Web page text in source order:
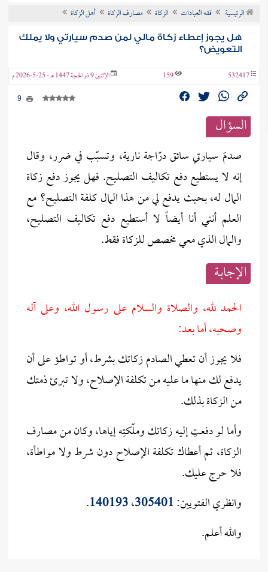
الفتوى
الرئيسية فقه العبادات الزكاة مصارف الزكاة أهل الزكاة
هل يجوز إعطاء زكاة مالي لمن صدم سيارتي ولا يملك
التعويض؟
532417
159 الإثنين 9 ذو الحجة 1447 هـ - 25-5-2026 م
السؤال
صدمَ سيارتي سائق درّاجة نارية، وتسبّب في ضرر، وقال
إنه لا يستطيع دفع تكاليف التصليح. فهل يجوز دفع زكاة
المال له، بحيث يدفع لي من هذا المال كلفة التصليح؟ مع
العلم أنني أنا أيضاً لا أستطيع دفع تكاليف التصليح،
والمال الذي معي مخصص للزكاة فقط.
الإجابــة
الحمد لله، والصلاة والسلام على رسول الله، وعلى آله
وصحبه، أما بعد:
فلا يجوز أن تعطي الصادم زكاتك بشرط، أو تواطؤ على أن
يدفع لك منها ما عليه من تكلفة الإصلاح، ولا تبرئ ذمتك
من الزكاة بذلك.
وأما لو دفعتِ إليه زكاتك وملّكتِه إياها، وكان من مصارف
الزكاة، ثم أعطاك تكلفة الإصلاح دون شرط ولا مواطأة،
فلا حرج عليك.
وانظري الفتويين:305401،140193
.
والله أعلم.